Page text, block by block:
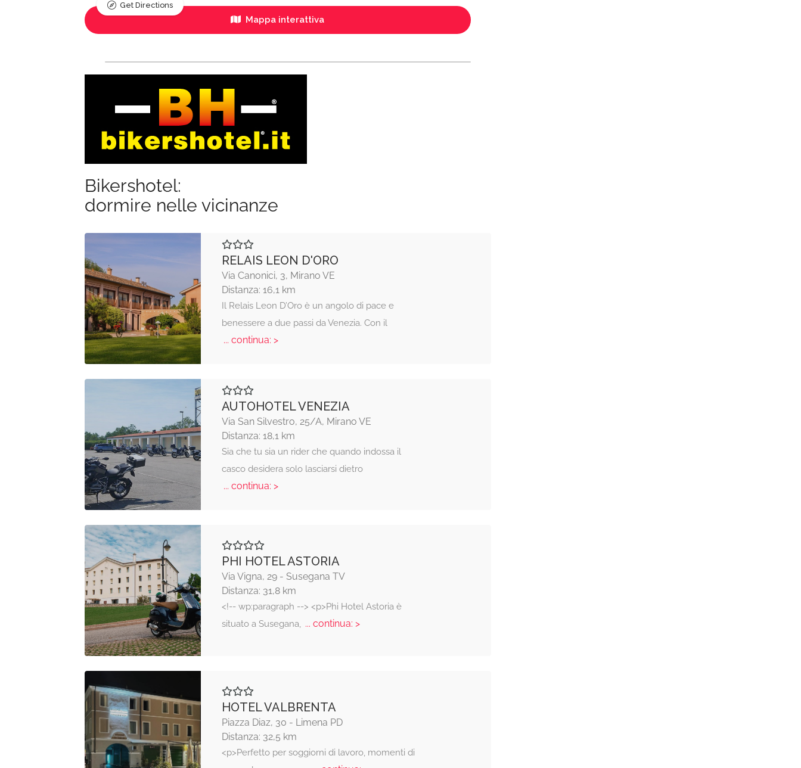
Mappa interattiva
Get Directions
Bikershotel:
dormire nelle vicinanze
RELAIS LEON D'ORO
Via Canonici, 3, Mirano VE
Distanza: 16,1 km
Il Relais Leon D’Oro è un angolo di pace e
benessere a due passi da Venezia. Con il
... continua: >
AUTOHOTEL VENEZIA
Via San Silvestro, 25/A, Mirano VE
Distanza: 18,1 km
Sia che tu sia un rider che quando indossa il
casco desidera solo lasciarsi dietro
... continua: >
PHI HOTEL ASTORIA
Via Vigna, 29 - Susegana TV
Distanza: 31,8 km
<!-- wp:paragraph --> <p>Phi Hotel Astoria è
situato a Susegana, ... continua: >
HOTEL VALBRENTA
Piazza Diaz, 30 - Limena PD
Distanza: 32,5 km
<p>Perfetto per soggiorni di lavoro, momenti di